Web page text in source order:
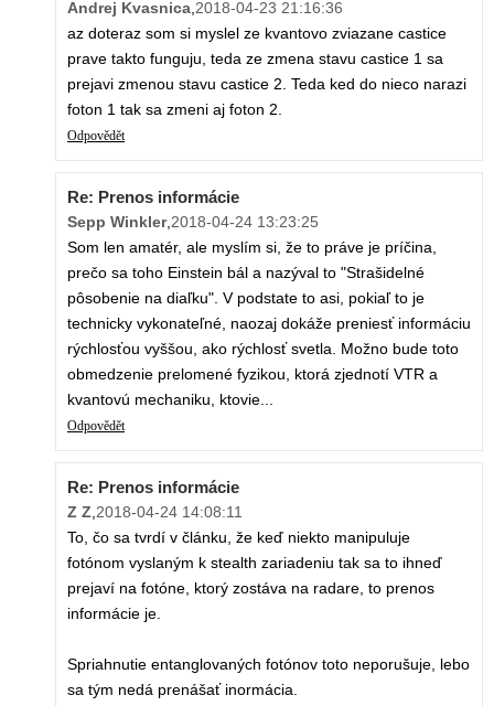
Andrej Kvasnica,2018-04-23 21:16:36
az doteraz som si myslel ze kvantovo zviazane castice
prave takto funguju, teda ze zmena stavu castice 1 sa
prejavi zmenou stavu castice 2. Teda ked do nieco narazi
foton 1 tak sa zmeni aj foton 2.
Odpovědět
Re: Prenos informácie
Sepp Winkler,2018-04-24 13:23:25
Som len amatér, ale myslím si, že to práve je príčina,
prečo sa toho Einstein bál a nazýval to "Strašidelné
pôsobenie na diaľku". V podstate to asi, pokiaľ to je
technicky vykonateľné, naozaj dokáže preniesť informáciu
rýchlosťou vyššou, ako rýchlosť svetla. Možno bude toto
obmedzenie prelomené fyzikou, ktorá zjednotí VTR a
kvantovú mechaniku, ktovie...
Odpovědět
Re: Prenos informácie
Z Z,2018-04-24 14:08:11
To, čo sa tvrdí v článku, že keď niekto manipuluje
fotónom vyslaným k stealth zariadeniu tak sa to ihneď
prejaví na fotóne, ktorý zostáva na radare, to prenos
informácie je.
Spriahnutie entanglovaných fotónov toto neporušuje, lebo
sa tým nedá prenášať inormácia.